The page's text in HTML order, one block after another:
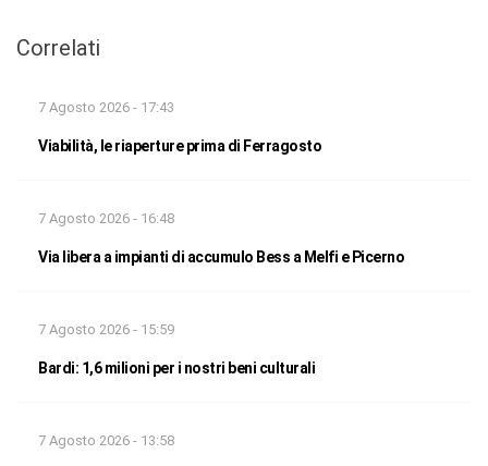
Correlati
7 Agosto 2026 - 17:43
Viabilità, le riaperture prima di Ferragosto
7 Agosto 2026 - 16:48
Via libera a impianti di accumulo Bess a Melfi e Picerno
7 Agosto 2026 - 15:59
Bardi: 1,6 milioni per i nostri beni culturali
7 Agosto 2026 - 13:58